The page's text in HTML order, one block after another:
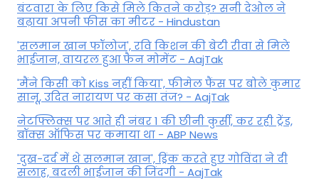
बंटवारा के लिए किसे मिले कितने करोड़? सनी देओल ने
बढ़ाया अपनी फीस का मीटर - Hindustan
'सलमान खान फॉलोज', रवि किशन की बेटी रीवा से मिले
भाईजान, वायरल हुआ फैन मोमेंट - AajTak
'मैंने किसी को Kiss नहीं किया', फीमेल फैंस पर बोले कुमार
सानू, उदित नारायण पर कसा तंज? - AajTak
नेटफ्लिक्स पर आते ही नंबर 1 की छीनी कुर्सी, कर रही ट्रेंड,
बॉक्स ऑफिस पर कमाया था - ABP News
'दुख-दर्द में थे सलमान खान', ड्रिंक करते हुए गोविंदा ने दी
सलाह, बदली भाईजान की जिंदगी - AajTak